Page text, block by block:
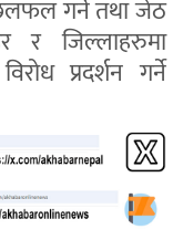
गर्ने तथा जेठ
र जिल्लाहरुमा
प्रदर्शन गर्ने